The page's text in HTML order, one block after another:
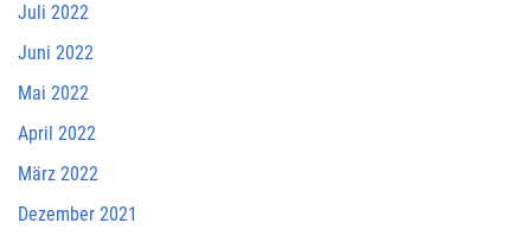
Juli 2022
Juni 2022
Mai 2022
April 2022
März 2022
Dezember 2021